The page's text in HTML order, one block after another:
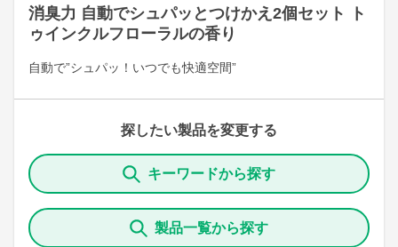
消臭力 自動でシュパッとつけかえ2個セット ト
ゥインクルフローラルの香り
自動で”シュパッ！いつでも快適空間”
探したい製品を変更する
キーワードから探す
製品一覧から探す